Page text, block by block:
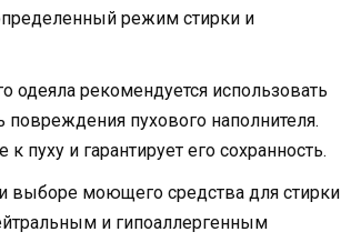
режим стирки и
одеяла рекомендуется использовать
пухового наполнителя.
и гарантирует его сохранность.
выборе моющего средства для стирки
и гипоаллергенным